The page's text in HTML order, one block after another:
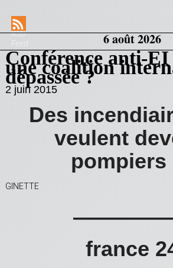
RSS
Feed
6 août 2026
Conférence anti-
une coalition
dépassée ?
2 juin 2015
Des
veulent
GINETTE
france